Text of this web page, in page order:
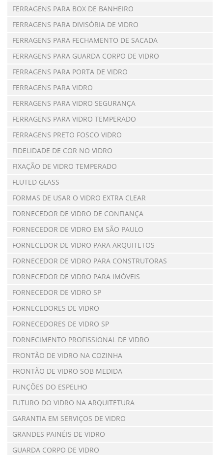
FERRAGENS PARA BOX DE BANHEIRO
FERRAGENS PARA DIVISÓRIA DE VIDRO
FERRAGENS PARA FECHAMENTO DE SACADA
FERRAGENS PARA GUARDA CORPO DE VIDRO
FERRAGENS PARA PORTA DE VIDRO
FERRAGENS PARA VIDRO
FERRAGENS PARA VIDRO SEGURANÇA
FERRAGENS PARA VIDRO TEMPERADO
FERRAGENS PRETO FOSCO VIDRO
FIDELIDADE DE COR NO VIDRO
FIXAÇÃO DE VIDRO TEMPERADO
FLUTED GLASS
FORMAS DE USAR O VIDRO EXTRA CLEAR
FORNECEDOR DE VIDRO DE CONFIANÇA
FORNECEDOR DE VIDRO EM SÃO PAULO
FORNECEDOR DE VIDRO PARA ARQUITETOS
FORNECEDOR DE VIDRO PARA CONSTRUTORAS
FORNECEDOR DE VIDRO PARA IMÓVEIS
FORNECEDOR DE VIDRO SP
FORNECEDORES DE VIDRO
FORNECEDORES DE VIDRO SP
FORNECIMENTO PROFISSIONAL DE VIDRO
FRONTÃO DE VIDRO NA COZINHA
FRONTÃO DE VIDRO SOB MEDIDA
FUNÇÕES DO ESPELHO
FUTURO DO VIDRO NA ARQUITETURA
GARANTIA EM SERVIÇOS DE VIDRO
GRANDES PAINÉIS DE VIDRO
GUARDA CORPO DE VIDRO